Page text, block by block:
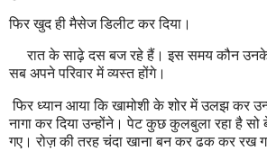
फिर खुद ही मैसेज डिलीट कर दिया।
रात के साढ़े दस बज रहे हैं। इस समय कौन उनके
सब अपने परिवार में व्यस्त होंगे।
फिर ध्यान आया कि खामोशी के शोर में उलझ कर
नागा कर दिया उन्होंने। पेट कुछ कुलबुला रहा है
गए। रोज़ की तरह चंदा खाना बन कर ढक कर रख